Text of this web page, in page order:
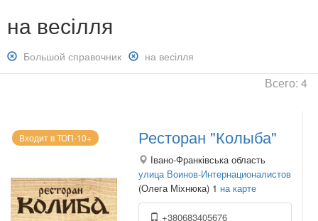
Вы
здесь
на весілля
Снять
фильтр:
Большой справочник
Снять
фильтр:
на весілля
Всего: 4
Входит в ТОП-10+ Ресторан "Колыба"
Івано-Франківська область
улица Воинов-Интернационалистов
(Олега Міхнюка) 1 на карте
+380683405676